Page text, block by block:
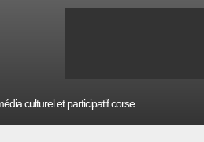
culturel et participatif corse